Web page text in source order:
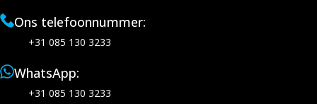
Ons telefoonnummer:
+31 085 130 3233
WhatsApp:
+31 085 130 3233